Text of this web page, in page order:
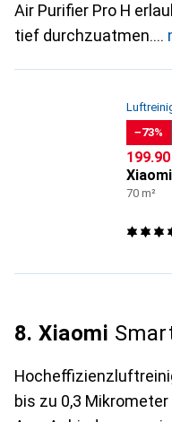
Air Purifier Pro H
tief durchzuatmen.
−73%
CHF
199.90
Xiaomi
70 m²
8. Xiaomi
bis zu 0,3